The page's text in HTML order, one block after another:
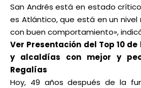
San Andrés está en estado
es Atlántico, que está en un
con buen comportamiento»,
Ver Presentación del Top 10
y alcaldías con mejor y
Regalías​​
Hoy, 49 años después de la